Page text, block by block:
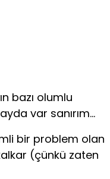
bazı olumlu
var sanırım…
bir problem olan
(çünkü zaten